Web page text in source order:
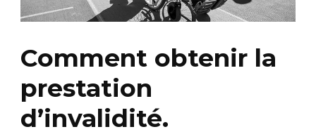
Comment obtenir la
prestation
d’invalidité.